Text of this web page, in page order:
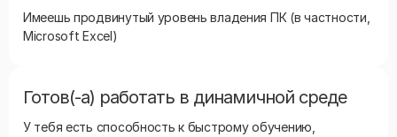
Имеешь продвинутый уровень владения ПК (в частности,
Microsoft Excel)
Готов(-а) работать в динамичной среде
У тебя есть способность к быстрому обучению,